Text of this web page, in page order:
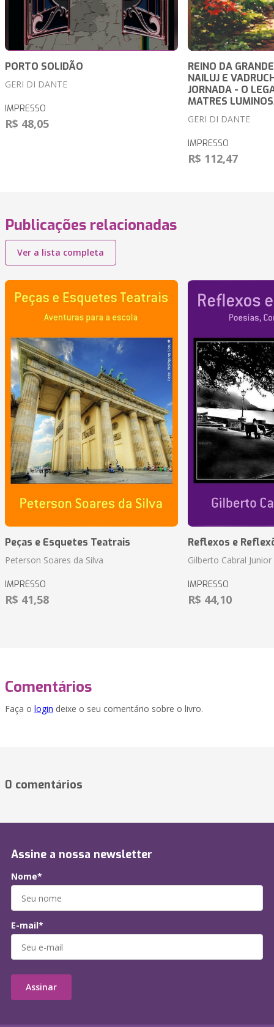
PORTO SOLIDÃO
GERI DI DANTE
IMPRESSO
R$ 48,05
REINO DA
NAILUJ E
JORNADA - O
MATRES
GERI DI DANTE
IMPRESSO
R$ 112,47
Publicações relacionadas
Ver a lista completa
Peças e Esquetes Teatrais
Peterson Soares da Silva
IMPRESSO
R$ 41,58
Reflexos e
Gilberto Cabral Junior
IMPRESSO
R$ 44,10
Comentários
Faça o login deixe o seu comentário sobre o livro.
0 comentários
Assine a nossa newsletter
Nome*
E-mail*
Assinar